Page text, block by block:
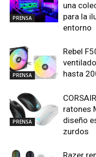
PRENSA
una
para la
entorno
PRENSA
Rebel
hasta
PRENSA
ratones
diseño
zurdos
Razer